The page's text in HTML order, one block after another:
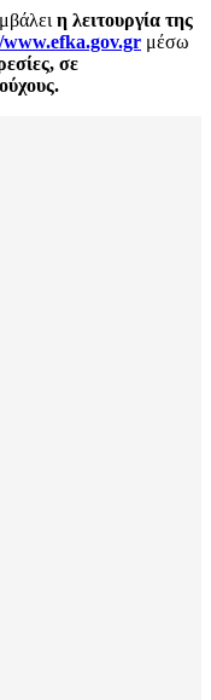
η λειτουργία της
μέσω
σε